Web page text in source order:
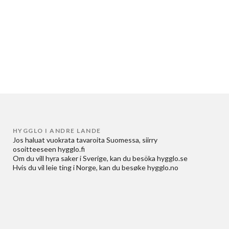
HYGGLO I ANDRE LANDE
Jos haluat vuokrata tavaroita Suomessa, siirry
osoitteeseen hygglo.fi
Om du vill hyra saker i Sverige, kan du besöka hygglo.se
Hvis du vil leie ting i Norge, kan du besøke hygglo.no